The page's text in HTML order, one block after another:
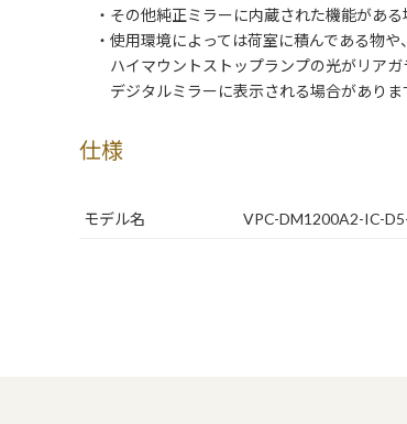
・その他純正ミラーに内蔵された機能がある
・使用環境によっては荷室に積んである物や、
ハイマウントストップランプの光がリアガ
デジタルミラーに表示される場合がありま
仕様
モデル名 VPC-DM1200A2-IC-